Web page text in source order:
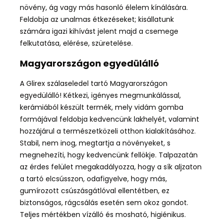
növény, ág vagy más hasonló élelem kínálására.
Feldobja az unalmas étkezéseket; kisállatunk
számára igazi kihívást jelent majd a csemege
felkutatása, elérése, szüretelése.
Magyarországon egyedülálló
A Glirex szálaseledel tartó Magyarországon
egyedülálló! Kétkezi, igényes megmunkálással,
kerámiából készült termék, mely vidám gomba
formájával feldobja kedvencünk lakhelyét, valamint
hozzájárul a természetközeli otthon kialakításához.
Stabil, nem inog, megtartja a növényeket, s
megnehezíti, hogy kedvencünk fellökje. Talpazatán
az érdes felület megakadályozza, hogy a sík aljzaton
a tartó elcsússzon, odafigyelve, hogy más,
gumírozott csúszásgátlóval ellentétben, ez
biztonságos, rágcsálás esetén sem okoz gondot.
Teljes mértékben vízálló és mosható, higiénikus.